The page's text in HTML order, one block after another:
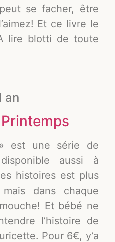
se facher, être
Et ce livre le
lire blotti de toute
an
est une série de
aussi à
histoires est plus
dans chaque
Et bébé ne
l’histoire de
Pour 6€, y’a